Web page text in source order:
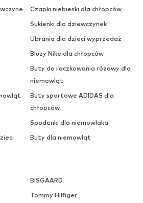
Czapki niebieski dla chłopców
Sukienki dla dziewczynek
Ubrania dla dzieci wyprzedaż
Bluzy Nike dla chłopców
Buty do raczkowania różowy dla
niemowląt
Buty sportowe ADIDAS dla
chłopców
Spodenki dla niemowlaka
Buty dla niemowląt
BISGAARD
Tommy Hilfiger